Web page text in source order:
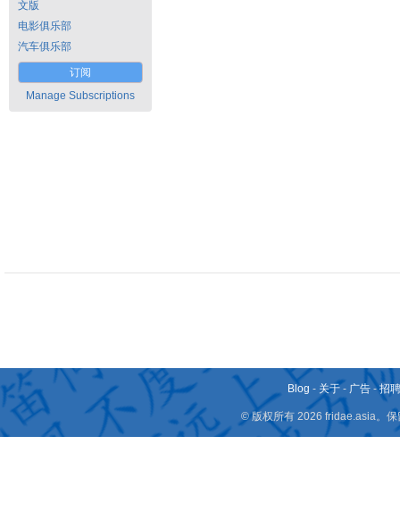
文版
电影俱乐部
汽车俱乐部
订阅
Manage Subscriptions
Blog - 关于 - 广告 -招
© 版权所有 2026 fridae.asia。